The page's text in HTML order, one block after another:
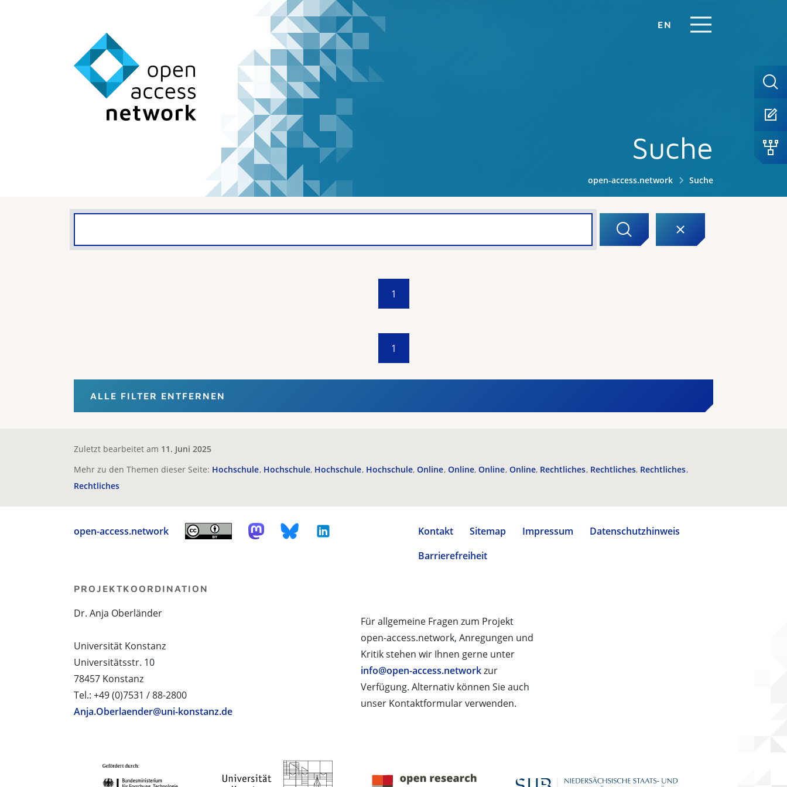
EN
Suche
open-access.network Suche
1
1
ALLE FILTER ENTFERNEN
Zuletzt bearbeitet am 11. Juni 2025
Mehr zu den Themen dieser Seite: Hochschule Hochschule Hochschule Hochschule Online Online Online Online Rechtliches Rechtliches Rechtliches
Rechtliches
open-access.network Kontakt Sitemap Impressum
Datenschutzhinweis
Barrierefreiheit
Für allgemeine Fragen zum Projekt
open-access.network, Anregungen und
Kritik stehen wir Ihnen gerne unter
info@open-access.networkzur
Verfügung. Alternativ können Sie auch
unser Kontaktformular verwenden.
PROJEKTKOORDINATION
Dr. Anja Oberländer
Universität Konstanz
Universitätsstr. 10
78457 Konstanz
Tel.: +49 (0)7531 / 88-2800
Anja.Oberlaender@uni-konstanz.de